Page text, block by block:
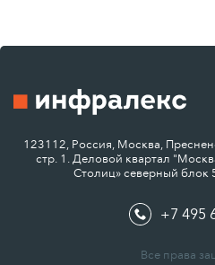
123112, Россия, Москва,
стр. 1. Деловой квартал
Столиц» северный блок
+7 495
Все права